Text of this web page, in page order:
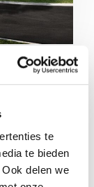
te
te bieden
delen we
(verborgen)